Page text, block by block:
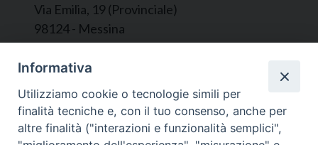
Via Emilia, 19 (Provinciale)
98124 - Messina
Segreteria e Amministrazione:
L’Ufficio è aperto tutti i giorni da lunedì a
venerdì, dalle ore 9.30 alle ore 12.30.
Tel. 090.9146045
mail:ufficiocaritas@diocesimessina.it.
Informativa
Utilizziamo cookie o tecnologie simili per
finalità tecniche e, con il tuo consenso, anche per
altre finalità ("interazioni e funzionalità semplici",